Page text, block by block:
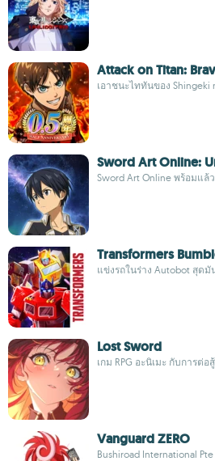
Attack on Titan:
เอาชนะไททันของ Shingeki
Sword Art Online:
Sword Art Online พร้อมแ
Transformers
แข่งรถในร่าง Autobot สุดมั
Lost Sword
เกม RPG อะนิเมะ กับการต่
Vanguard ZERO
Bushiroad International Pte